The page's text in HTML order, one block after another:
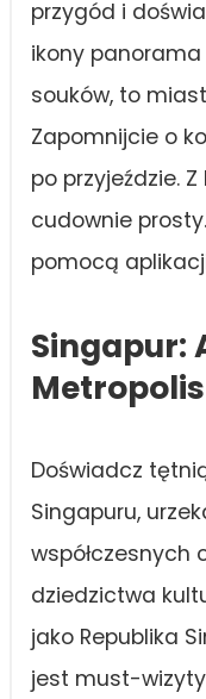
przygód i
ikony
souków, to
Zapomnijcie o
po przyjeździe.
cudownie
pomocą
Singapur:
Doświadcz
Singapuru,
współczesnych
dziedzictwa
jako Republika
jest must-